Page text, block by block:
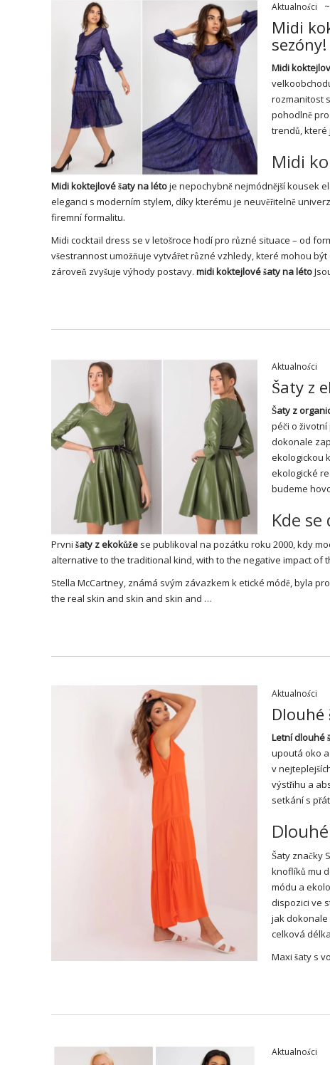
Aktualności ~
Midi
sezóny!
Midi
rozmanitost
pohodlně
trendů, které
Midi
Midi koktejlovéšatyna létoje nepochybně nejmódnější kousek
eleganci s moderním stylem, díky kterému je neuvěřitelně
firemní formalitu.
Midi cocktail dress se v letošroce hodí pro různé situace – od
všestrannost umožňuje vytvářet různé vzhledy, které mohou
zároveň zvyšuje výhody postavy. midi koktejlovéšaty na léto
Aktualności
Šaty z
Šaty z
péči o
dokonale
ekologickou
ekologické
budeme
Kde
Prvni šaty z ekokůže se publikoval na pozátku roku 2000, kdy
alternative to the traditional kind, with to the negative impact
Stella McCartney, známá svým závazkem k etické módě, byla
the real skin and skin and skin and …
Aktualności
Letní dlouhé
upoutá oko
v
výstřihu a
setkání s
Šaty značky
knoflíků mu
módu a
dispozici ve
jak dokonale
celková
Maxi šaty s
Aktualności